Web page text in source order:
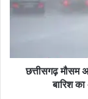
क
ड़ों
ण
ढ़
मौ
अ
छत्तीसगढ़ मौसम
बारिश